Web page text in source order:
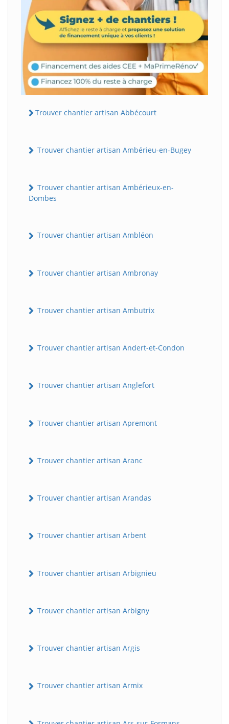
Trouver chantier artisan Abbécourt
Trouver chantier artisan Ambérieu-en-Bugey
Trouver chantier artisan Ambérieux-en-
Dombes
Trouver chantier artisan Ambléon
Trouver chantier artisan Ambronay
Trouver chantier artisan Ambutrix
Trouver chantier artisan Andert-et-Condon
Trouver chantier artisan Anglefort
Trouver chantier artisan Apremont
Trouver chantier artisan Aranc
Trouver chantier artisan Arandas
Trouver chantier artisan Arbent
Trouver chantier artisan Arbignieu
Trouver chantier artisan Arbigny
Trouver chantier artisan Argis
Trouver chantier artisan Armix